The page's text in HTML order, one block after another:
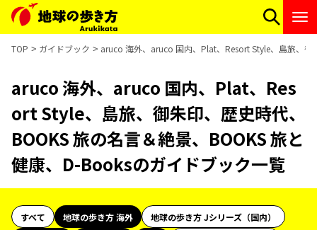
TOP ガイドブック aruco 海外、aruco 国内、Plat、Resort Style、島旅、
aruco 海外、aruco 国内、Plat、Res
ort Style、島旅、御朱印、歴史時代、
BOOKS 旅の名言＆絶景、BOOKS 旅と
健康、D-Booksのガイドブック一覧
すべて 地球の歩き方 海外
地球の歩き方 Jシリーズ（国内）